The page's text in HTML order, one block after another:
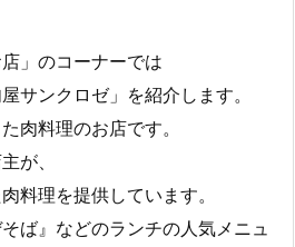
」のコーナーでは
サンクロゼ」を紹介します。
肉料理のお店です。
が、
料理を提供しています。
ば』などのランチの人気メニュ